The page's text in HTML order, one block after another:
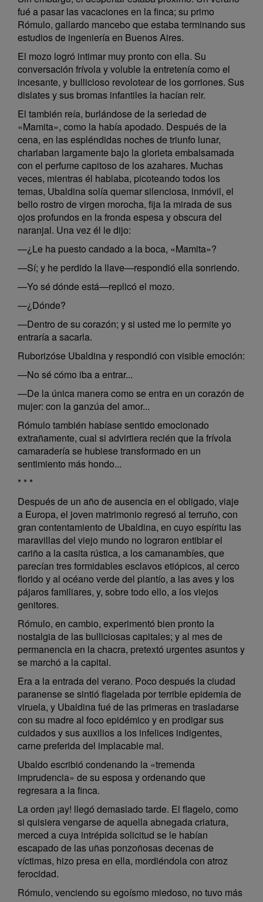
fué a pasar las vacaciones en la finca; su primo
Rómulo, gallardo mancebo que estaba terminando sus
estudios de ingeniería en Buenos Aires.
El mozo logró intimar muy pronto con ella. Su
conversación frívola y voluble la entretenía como el
incesante, y bullicioso revolotear de los gorriones. Sus
dislates y sus bromas infantiles la hacían reir.
El también reía, burlándose de la seriedad de
«Mamita», como la había apodado. Después de la
cena, en las espléndidas noches de triunfo lunar,
charlaban largamente bajo la glorieta embalsamada
con el perfume capitoso de los azahares. Muchas
veces, mientras él hablaba, picoteando todos los
temas, Ubaldina solía quemar silenciosa, inmóvil, el
bello rostro de virgen morocha, fija la mirada de sus
ojos profundos en la fronda espesa y obscura del
naranjal. Una vez él le dijo:
—¿Le ha puesto candado a la boca, «Mamita»?
—Sí; y he perdido la llave—respondió ella sonriendo.
—Yo sé dónde está—replicó el mozo.
—¿Dónde?
—Dentro de su corazón; y si usted me lo permite yo
entraría a sacarla.
Ruborizóse Ubaldina y respondió con visible emoción:
—No sé cómo iba a entrar...
—De la única manera como se entra en un corazón de
mujer: con la ganzúa del amor...
Rómulo también habíase sentido emocionado
extrañamente, cual si advirtiera recién que la frívola
camaradería se hubiese transformado en un
sentimiento más hondo...
* * *
Después de un año de ausencia en el obligado, viaje
a Europa, el joven matrimonio regresó al terruño, con
gran contentamiento de Ubaldina, en cuyo espíritu las
maravillas del viejo mundo no lograron entibiar el
cariño a la casita rústica, a los camanambíes, que
parecían tres formidables esclavos etiópicos, al cerco
florido y al océano verde del plantío, a las aves y los
pájaros familiares, y, sobre todo ello, a los viejos
genitores.
Rómulo, en cambio, experimentó bien pronto la
nostalgia de las bulliciosas capitales; y al mes de
permanencia en la chacra, pretextó urgentes asuntos y
se marchó a la capital.
Era a la entrada del verano. Poco después la ciudad
paranense se sintió flagelada por terrible epidemia de
viruela, y Ubaldina fué de las primeras en trasladarse
con su madre al foco epidémico y en prodigar sus
cuidados y sus auxilios a los infelices indigentes,
carne preferida del implacable mal.
Ubaldo escribió condenando la «tremenda
imprudencia» de su esposa y ordenando que
regresara a la finca.
La orden ¡ay! llegó demasiado tarde. El flagelo, como
si quisiera vengarse de aquella abnegada criatura,
merced a cuya intrépida solicitud se le habían
escapado de las uñas ponzoñosas decenas de
víctimas, hizo presa en ella, mordiéndola con atroz
ferocidad.
Rómulo, venciendo su egoísmo miedoso, no tuvo más